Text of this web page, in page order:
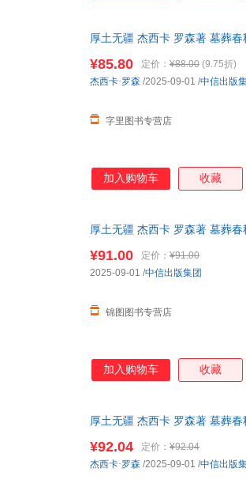
厚土无疆 杰西卡 罗森著 墓葬
¥85.80 定价： ¥88.00 (9.75折)
字里图书专营店
杰西卡·罗森 /2025-09-01 /中信出版
加入购物车 收藏
厚土无疆 杰西卡 罗森著 墓葬
¥91.00 定价： ¥91.00
锦图图书专营店
2025-09-01 /中信出版集团
加入购物车 收藏
厚土无疆 杰西卡 罗森著 墓葬
¥92.04 定价： ¥92.04
杰西卡·罗森 /2025-09-01 /中信出版